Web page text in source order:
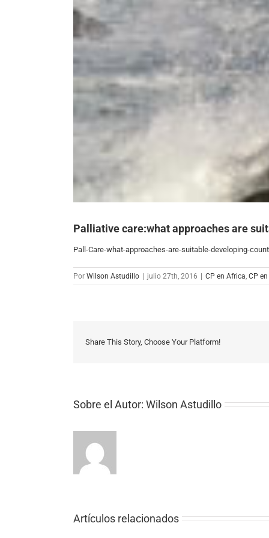
Palliative care:what approaches are
Pall-Care-what-approaches-are-suitable-developing-
Por Wilson Astudillo | julio 27th, 2016 | CP en Africa CP
Share This Story, Choose Your Platform!
Sobre el Autor: Wilson Astudillo
Artículos relacionados